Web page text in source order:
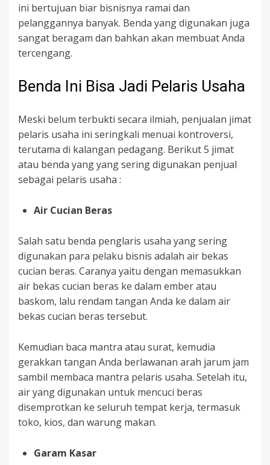
ini bertujuan biar bisnisnya ramai dan
pelanggannya banyak. Benda yang digunakan juga
sangat beragam dan bahkan akan membuat Anda
tercengang.
Benda Ini Bisa Jadi Pelaris Usaha
Meski belum terbukti secara ilmiah, penjualan jimat
pelaris usaha ini seringkali menuai kontroversi,
terutama di kalangan pedagang. Berikut 5 jimat
atau benda yang yang sering digunakan penjual
sebagai pelaris usaha :
Air Cucian Beras
Salah satu benda penglaris usaha yang sering
digunakan para pelaku bisnis adalah air bekas
cucian beras. Caranya yaitu dengan memasukkan
air bekas cucian beras ke dalam ember atau
baskom, lalu rendam tangan Anda ke dalam air
bekas cucian beras tersebut.
Kemudian baca mantra atau surat, kemudia
gerakkan tangan Anda berlawanan arah jarum jam
sambil membaca mantra pelaris usaha. Setelah itu,
air yang digunakan untuk mencuci beras
disemprotkan ke seluruh tempat kerja, termasuk
toko, kios, dan warung makan.
Garam Kasar